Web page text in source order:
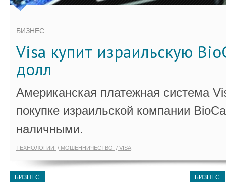
БИЗНЕС
Visa купит израильскую
долл
Американская платежная система
покупке израильской компании
наличными.
ТЕХНОЛОГИИ МОШЕННИЧЕСТВО VISA
БИЗНЕС БИЗНЕС